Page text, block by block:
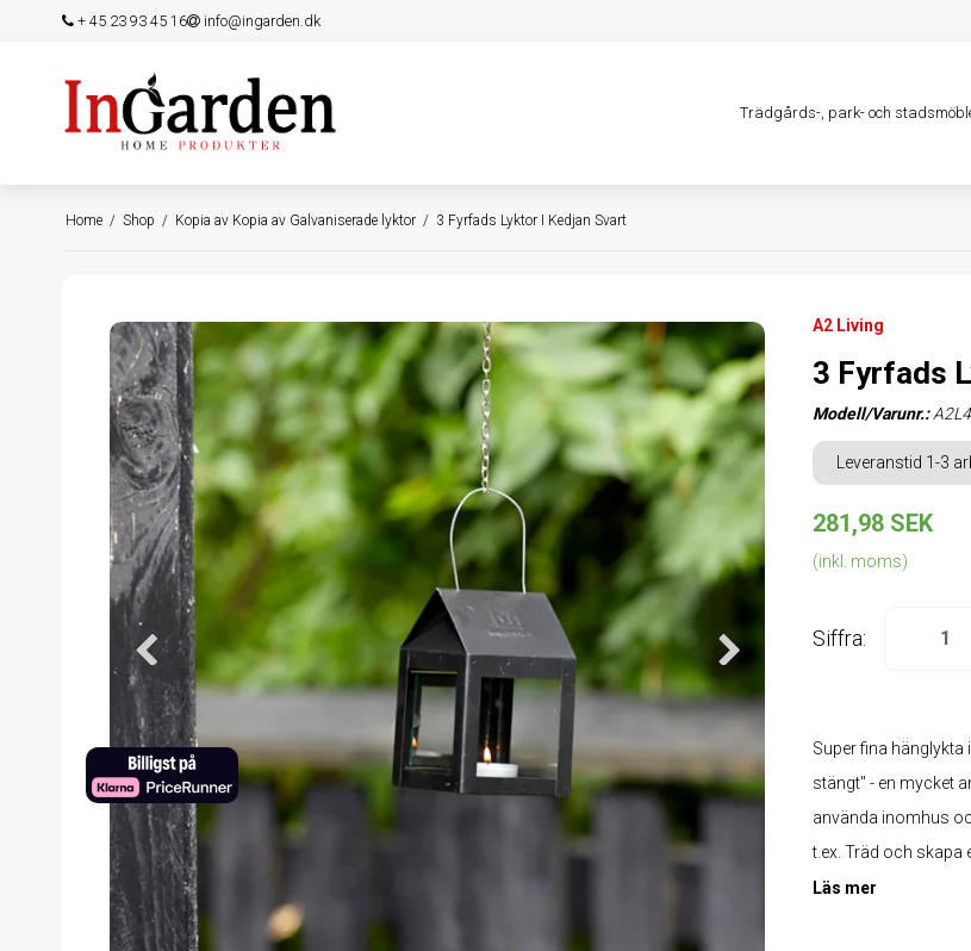
+ 45 23 93 45 16 info@ingarden.dk
Trädgårds-, park- och
Home / Shop / Kopia av Kopia av Galvaniserade lyktor / 3 Fyrfads Lyktor I Kedjan Svart
A2 Living
3 Fyrfads
Modell/Varunr.:
Leveranstid 1-3
281,98 SEK
(inkl. moms)
Siffra:
Super fina hänglykta
stängt" - en mycket
använda inomhus
t.ex. Träd och skapa
Läs mer